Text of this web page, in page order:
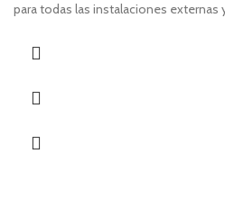
para todas las instalaciones externas
exactamente la procedencia de las
este objeto especialmente eficiente
situaciones particulares y
posibilidad de utilizar lentes de